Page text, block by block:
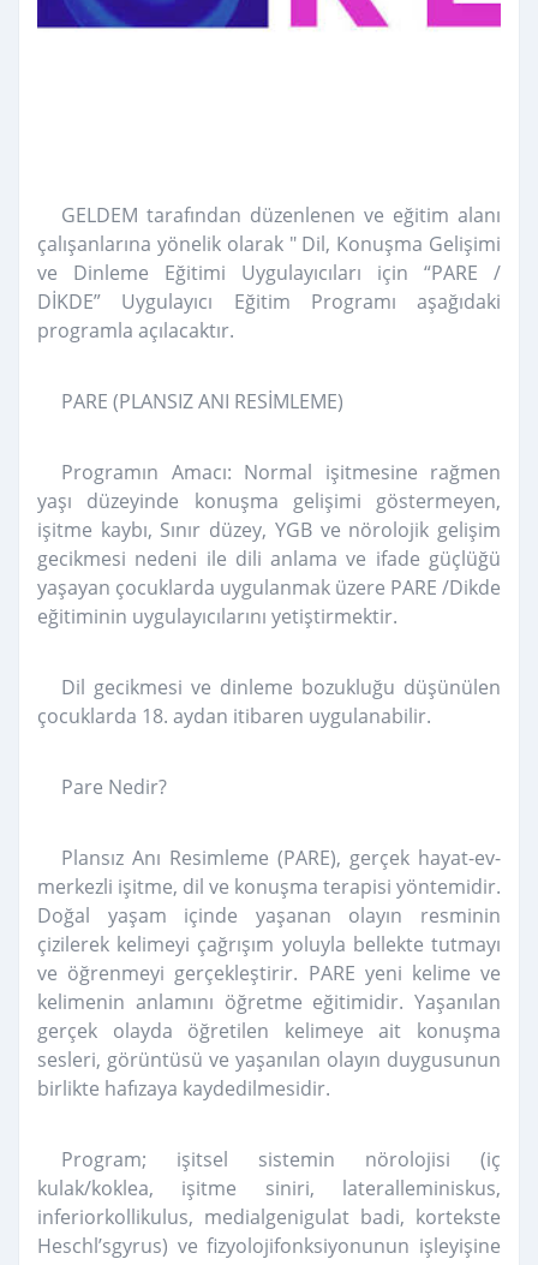
GELDEM tarafından düzenlenen ve eğitim alanı
çalışanlarına yönelik olarak " Dil, Konuşma Gelişimi
ve Dinleme Eğitimi Uygulayıcıları için “PARE /
DİKDE” Uygulayıcı Eğitim Programı aşağıdaki
programla açılacaktır.
PARE (PLANSIZ ANI RESİMLEME)
Programın Amacı: Normal işitmesine rağmen
yaşı düzeyinde konuşma gelişimi göstermeyen,
işitme kaybı, Sınır düzey, YGB ve nörolojik gelişim
gecikmesi nedeni ile dili anlama ve ifade güçlüğü
yaşayan çocuklarda uygulanmak üzere PARE /Dikde
eğitiminin uygulayıcılarını yetiştirmektir.
Dil gecikmesi ve dinleme bozukluğu düşünülen
çocuklarda 18. aydan itibaren uygulanabilir.
Pare Nedir?
Plansız Anı Resimleme (PARE), gerçek hayat-ev-
merkezli işitme, dil ve konuşma terapisi yöntemidir.
Doğal yaşam içinde yaşanan olayın resminin
çizilerek kelimeyi çağrışım yoluyla bellekte tutmayı
ve öğrenmeyi gerçekleştirir. PARE yeni kelime ve
kelimenin anlamını öğretme eğitimidir. Yaşanılan
gerçek olayda öğretilen kelimeye ait konuşma
sesleri, görüntüsü ve yaşanılan olayın duygusunun
birlikte hafızaya kaydedilmesidir.
Program; işitsel sistemin nörolojisi (iç
kulak/koklea, işitme siniri, lateralleminiskus,
inferiorkollikulus, medialgenigulat badi, kortekste
Heschl’sgyrus) ve fizyolojifonksiyonunun işleyişine